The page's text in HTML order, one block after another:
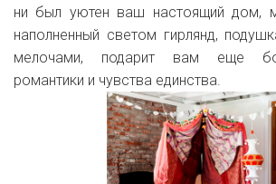
ни был уютен ваш настоящий дом,
наполненный светом гирлянд,
мелочами, подарит вам еще
романтики и чувства единства.